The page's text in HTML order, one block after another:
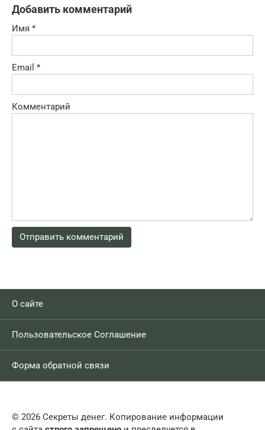
Добавить комментарий
Имя *
Email *
Комментарий
О сайте
Пользовательское Соглашение
Форма обратной связи
© 2026 Секреты денег. Копирование информации